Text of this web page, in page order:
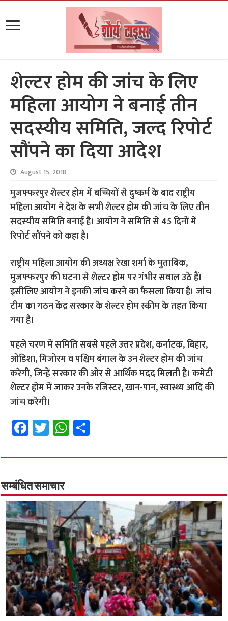
शेल्टर होम की जांच के लिए
महिला आयोग ने बनाई तीन
सदस्यीय समिति, जल्द रिपोर्ट
सौंपने का दिया आदेश
August 15, 2018
मुजफ्फरपुर शेल्टर होम में बच्चियों से दुष्कर्म के बाद राष्ट्रीय
महिला आयोग ने देश के सभी शेल्टर होम की जांच के लिए तीन
सदस्यीय समिति बनाई है। आयोग ने समिति से 45 दिनों में
रिपोर्ट सौंपने को कहा है।
राष्ट्रीय महिला आयोग की अध्यक्ष रेखा शर्मा के मुताबिक,
मुजफ्फरपुर की घटना से शेल्टर होम पर गंभीर सवाल उठे हैं।
इसीलिए आयोग ने इनकी जांच करने का फैसला किया है। जांच
टीम का गठन केंद्र सरकार के शेल्टर होम स्कीम के तहत किया
गया है।
पहले चरण में समिति सबसे पहले उत्तर प्रदेश, कर्नाटक, बिहार,
ओडिशा, मिजोरम व पश्चिम बंगाल के उन शेल्टर होम की जांच
करेगी, जिन्हें सरकार की ओर से आर्थिक मदद मिलती है। कमेटी
शेल्टर होम में जाकर उनके रजिस्टर, खान-पान, स्वास्थ्य आदि की
जांच करेगी।
Fa
ce
b
o
o
k
T
wi
tt
er
W
h
at
p
p
ar
सम्बंधित समाचार